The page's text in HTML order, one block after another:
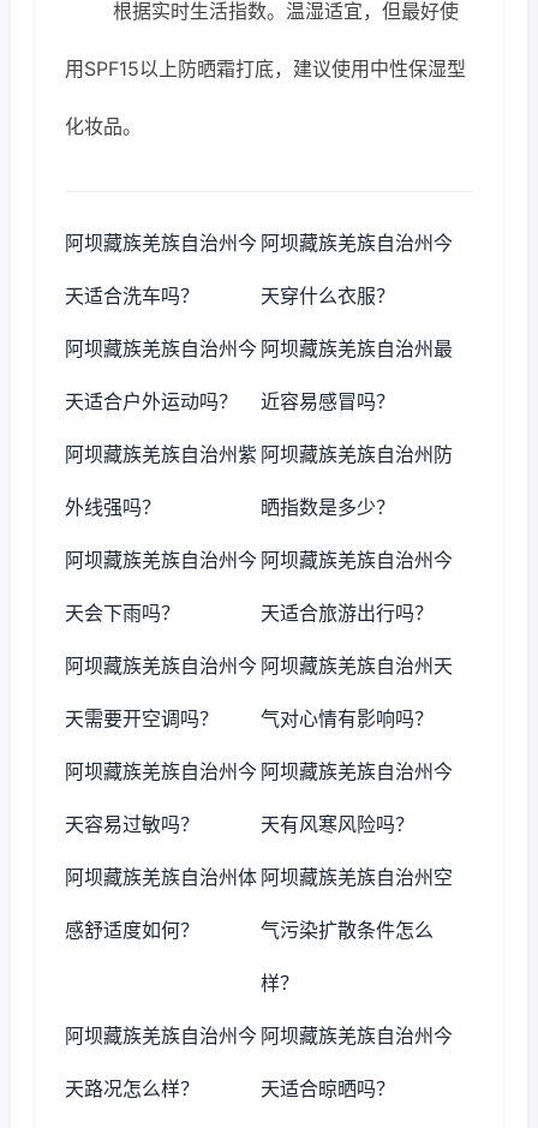
根据实时生活指数。温湿适宜，但最好使
用SPF15以上防晒霜打底，建议使用中性保湿型
化妆品。
阿坝藏族羌族自治州今
天适合洗车吗？
阿坝藏族羌族自治州今
天穿什么衣服？
阿坝藏族羌族自治州今
天适合户外运动吗？
阿坝藏族羌族自治州最
近容易感冒吗？
阿坝藏族羌族自治州紫
外线强吗？
阿坝藏族羌族自治州防
晒指数是多少？
阿坝藏族羌族自治州今
天会下雨吗？
阿坝藏族羌族自治州今
天适合旅游出行吗？
阿坝藏族羌族自治州今
天需要开空调吗？
阿坝藏族羌族自治州天
气对心情有影响吗？
阿坝藏族羌族自治州今
天容易过敏吗？
阿坝藏族羌族自治州今
天有风寒风险吗？
阿坝藏族羌族自治州体
感舒适度如何？
阿坝藏族羌族自治州空
气污染扩散条件怎么
样？
阿坝藏族羌族自治州今
天路况怎么样？
阿坝藏族羌族自治州今
天适合晾晒吗？